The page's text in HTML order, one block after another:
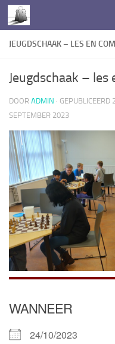
Doorgaan naar inhoud
JEUGDSCHAAK – LES EN
Jeugdschaak –
DOOR ADMIN · GEPUBLICEERD
SEPTEMBER 2023
WANNEER
24/10/2023